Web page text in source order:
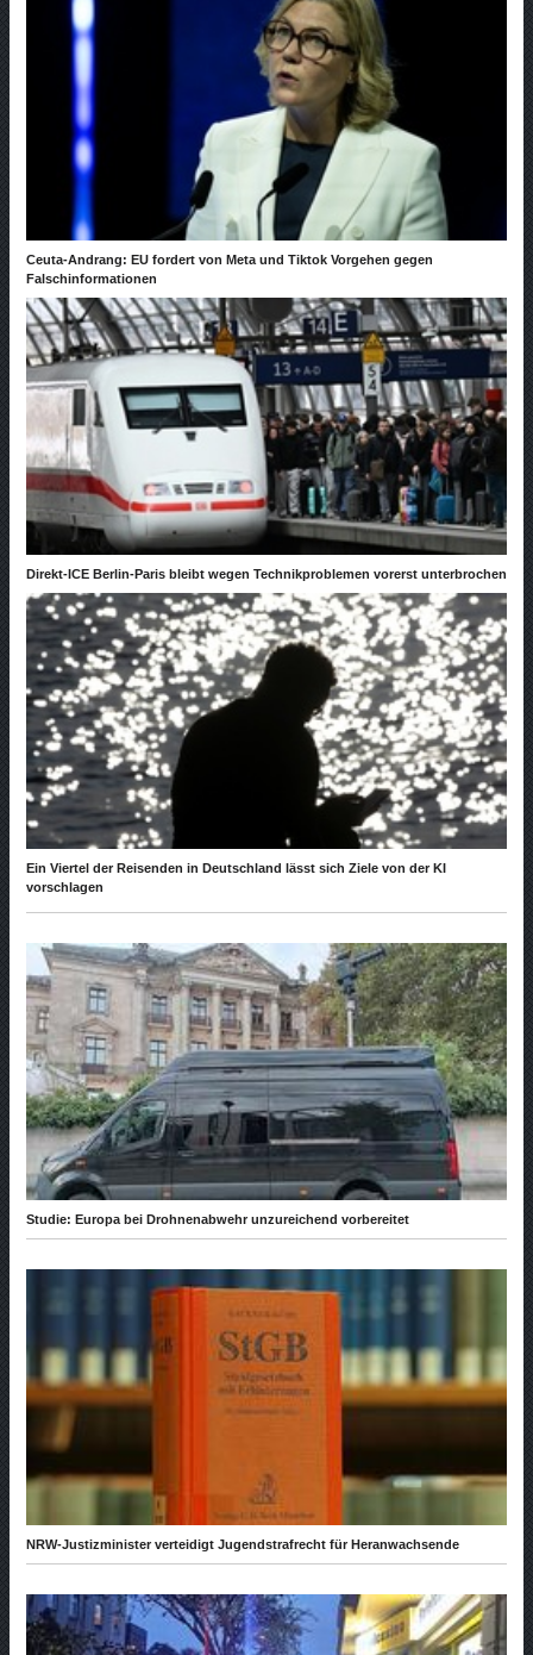
Ceuta-Andrang: EU fordert von Meta und Tiktok Vorgehen gegen
Falschinformationen
Direkt-ICE Berlin-Paris bleibt wegen Technikproblemen vorerst unterbrochen
Ein Viertel der Reisenden in Deutschland lässt sich Ziele von der KI
vorschlagen
Studie: Europa bei Drohnenabwehr unzureichend vorbereitet
NRW-Justizminister verteidigt Jugendstrafrecht für Heranwachsende